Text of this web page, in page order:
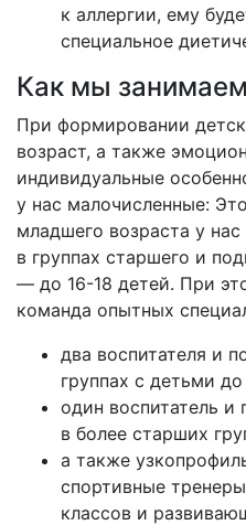
к аллергии, ему
специальное
Как мы
При формировании
возраст, а также
индивидуальные
у нас малочисленные:
младшего возраста у
в группах старшего и
— до 16-18 детей. При
команда опытных
два воспитателя и
группах с детьми
один воспитатель
в более старших
а также
спортивные
классов и